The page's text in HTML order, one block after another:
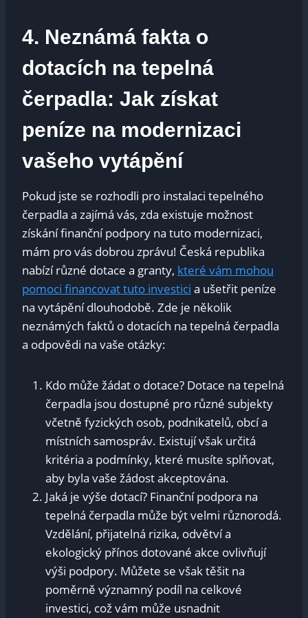
4. Neznámá fakta o
dotacích na tepelná
čerpadla: Jak získat
peníze na modernizaci
vašeho vytápění
Pokud jste se rozhodli pro instalaci tepelného
čerpadla a zajímá vás, zda existuje možnost
získání finanční podpory na tuto modernizaci,
mám pro vás dobrou zprávu! Česká republika
nabízí různé dotace a granty, které vám mohou
pomoci financovat tuto investici a ušetřit peníze
na vytápění dlouhodobě. Zde je několik
neznámých faktů o dotacích na tepelná čerpadla
a odpovědi na vaše otázky:
Kdo může žádat o dotace? Dotace na tepelná
čerpadla jsou dostupné pro různé subjekty
včetně fyzických osob, podnikatelů, obcí a
místních samospráv. Existují však určitá
kritéria a podmínky, které musíte splňovat,
aby byla vaše žádost akceptována.
Jaká je výše dotací? Finanční podpora na
tepelná čerpadla může být velmi různorodá.
Vzdělání, přijatelná rizika, odvětví a
ekologický přínos dotované akce ovlivňují
výši podpory. Můžete se však těšit na
poměrně významný podíl na celkové
investici, což vám může usnadnit